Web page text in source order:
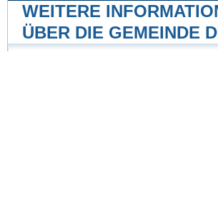
WEITERE
ÜBER DIE GEMEINDE